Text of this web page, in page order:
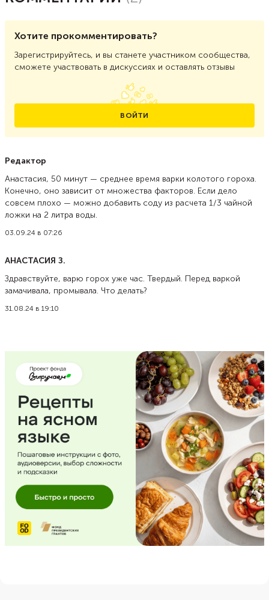
Хотите прокомментировать?
Зарегистрируйтесь, и вы станете участником сообщества,
сможете участвовать в дискуссиях и оставлять отзывы
ВОЙТИ
Редактор
Анастасия, 50 минут — среднее время варки колотого гороха.
Конечно, оно зависит от множества факторов. Если дело
совсем плохо — можно добавить соду из расчета 1/3 чайной
ложки на 2 литра воды.
03.09.24 в 07:26
АНАСТАСИЯ З.
Здравствуйте, варю горох уже час. Твердый. Перед варкой
замачивала, промывала. Что делать?
31.08.24 в 19:10